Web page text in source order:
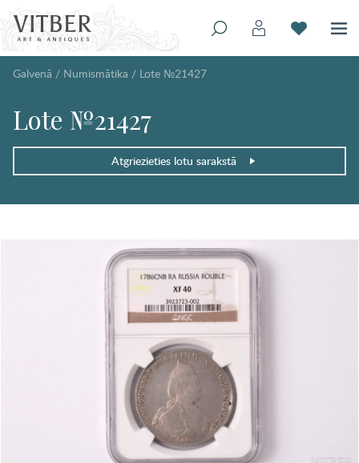
Galvenā / Numismātika / Lote №21427
Lote №21427
Atgriezieties lotu sarakstā